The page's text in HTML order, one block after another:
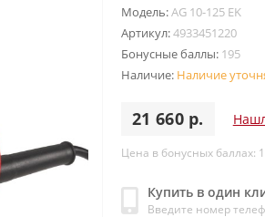
Модель:AG 10-125 EK
Артикул:4933451220
Бонусные баллы: 195
Наличие: Наличие
21 660 р.
Цена в бонусных баллах:
Купить в один
Введите номер